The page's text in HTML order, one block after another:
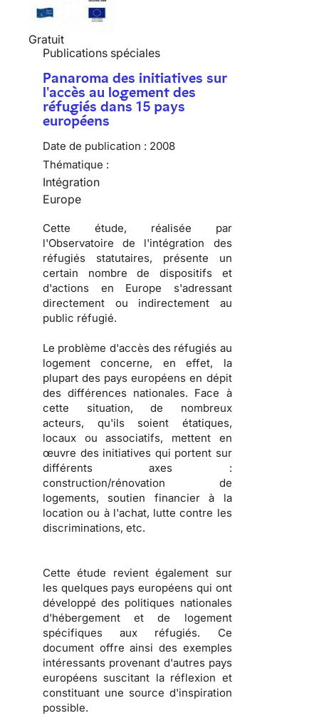
Gratuit
Publications spéciales
Panaroma des initiatives sur
l'accès au logement des
réfugiés dans 15 pays
européens
Date de publication : 2008
Thématique :
Intégration
Europe
Cette étude, réalisée par
l'Observatoire de l'intégration des
réfugiés statutaires, présente un
certain nombre de dispositifs et
d'actions en Europe s'adressant
directement ou indirectement au
public réfugié.
Le problème d'accès des réfugiés au
logement concerne, en effet, la
plupart des pays européens en dépit
des différences nationales. Face à
cette situation, de nombreux
acteurs, qu'ils soient étatiques,
locaux ou associatifs, mettent en
œuvre des initiatives qui portent sur
différents axes :
construction/rénovation de
logements, soutien financier à la
location ou à l'achat, lutte contre les
discriminations, etc.
Cette étude revient également sur
les quelques pays européens qui ont
développé des politiques nationales
d'hébergement et de logement
spécifiques aux réfugiés. Ce
document offre ainsi des exemples
intéressants provenant d'autres pays
européens suscitant la réflexion et
constituant une source d'inspiration
possible.